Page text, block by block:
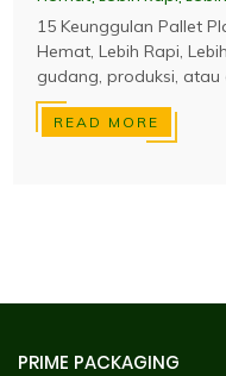
15 Keunggulan Pallet
Hemat, Lebih Rapi,
gudang, produksi, atau
READ MORE
PRIME PACKAGING